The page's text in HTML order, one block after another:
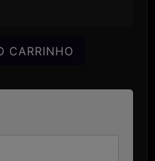
CARRINHO